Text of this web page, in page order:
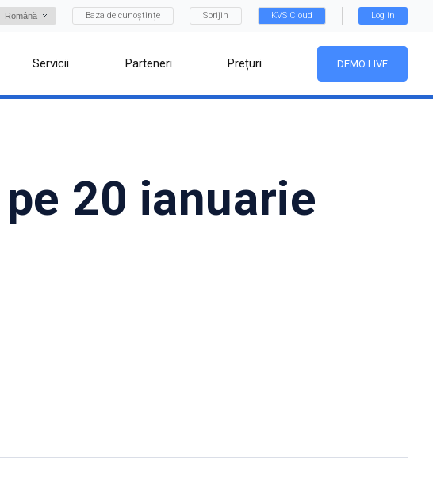
Română Baza de cunoștințe Sprijin KVS Cloud Log in
Servicii Parteneri Prețuri DEMO LIVE
20 ianuarie